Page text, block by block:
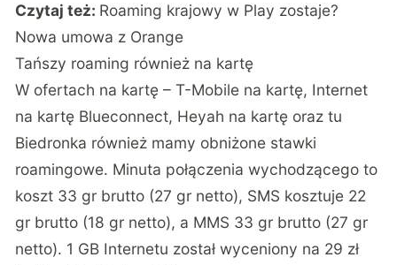
Czytaj też: Roaming krajowy w Play zostaje?
Nowa umowa z Orange
Tańszy roaming również na kartę
W ofertach na kartę – T-Mobile na kartę, Internet
na kartę Blueconnect, Heyah na kartę oraz tu
Biedronka również mamy obniżone stawki
roamingowe. Minuta połączenia wychodzącego to
koszt 33 gr brutto (27 gr netto), SMS kosztuje 22
gr brutto (18 gr netto), a MMS 33 gr brutto (27 gr
netto). 1 GB Internetu został wyceniony na 29 zł